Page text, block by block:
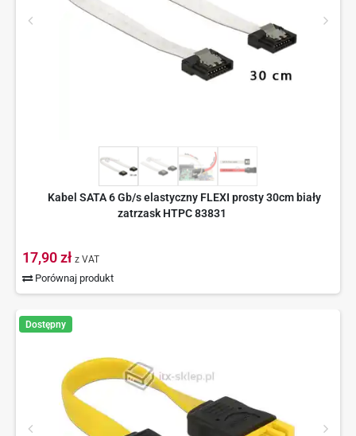
Kabel SATA 6 Gb/s elastyczny FLEXI prosty 30cm biały
zatrzask HTPC 83831
17,90 zł z VAT
Porównaj produkt
Dostępny